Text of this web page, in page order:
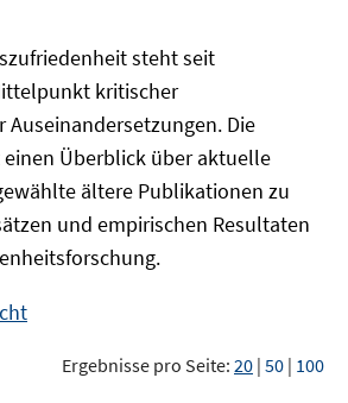
steht seit
kritischer
Die
Überblick über aktuelle
ältere Publikationen zu
und empirischen Resultaten
Ergebnisse pro Seite: 20 | 50 | 100